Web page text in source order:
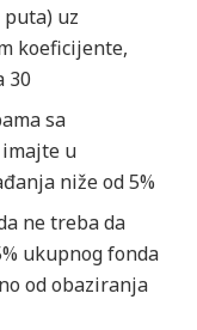
uz
koeficijente,
30
sa
u
niže od 5%
ne treba da
ukupnog fonda
od obaziranja